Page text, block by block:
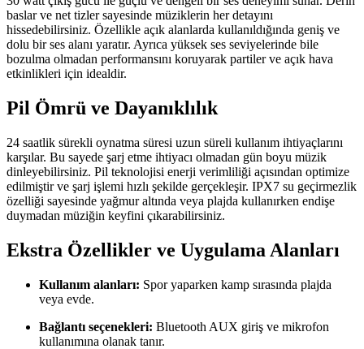
baslar ve net tizler sayesinde müziklerin her detayını
hissedebilirsiniz. Özellikle açık alanlarda kullanıldığında geniş ve
dolu bir ses alanı yaratır. Ayrıca yüksek ses seviyelerinde bile
bozulma olmadan performansını koruyarak partiler ve açık hava
etkinlikleri için idealdir.
Pil Ömrü ve Dayanıklılık
24 saatlik sürekli oynatma süresi uzun süreli kullanım ihtiyaçlarını
karşılar. Bu sayede şarj etme ihtiyacı olmadan gün boyu müzik
dinleyebilirsiniz. Pil teknolojisi enerji verimliliği açısından optimize
edilmiştir ve şarj işlemi hızlı şekilde gerçekleşir. IPX7 su geçirmezlik
özelliği sayesinde yağmur altında veya plajda kullanırken endişe
duymadan müziğin keyfini çıkarabilirsiniz.
Ekstra Özellikler ve Uygulama Alanları
Kullanım alanları: Spor yaparken kamp sırasında plajda
veya evde.
Bağlantı seçenekleri: Bluetooth AUX giriş ve mikrofon
kullanımına olanak tanır.